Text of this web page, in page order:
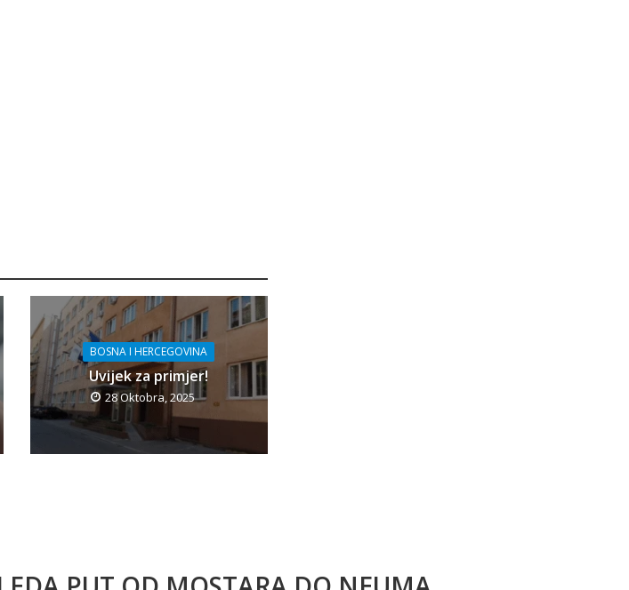
BOSNA I HERCEGOVINA
Uvijek za primjer!
28 Oktobra, 2025